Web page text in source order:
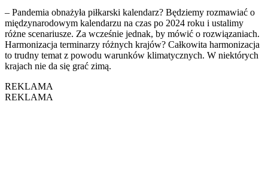
– Pandemia obnażyła piłkarski kalendarz? Będziemy rozmawiać o
międzynarodowym kalendarzu na czas po 2024 roku i ustalimy
różne scenariusze. Za wcześnie jednak, by mówić o rozwiązaniach.
Harmonizacja terminarzy różnych krajów? Całkowita harmonizacja
to trudny temat z powodu warunków klimatycznych. W niektórych
krajach nie da się grać zimą.
REKLAMA
REKLAMA